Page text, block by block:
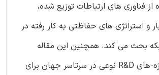
از فناوری های ارتباطات توزیع شده،
و استراتژی های حفاظتی به کار رفته در
بحث می کند. همچنین این مقاله
فعالیت ها و پروژه-های R&D نوعی در سرتاسر جهان برای